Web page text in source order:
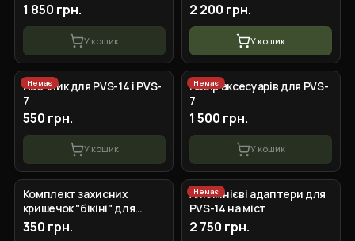
1 850 грн.
У кошик
2 200 грн.
У кошик
Немає
Наочник для PVS-14 і PVS-
7
550 грн.
У кошик
Немає
Набір аксесуарів для PVS-
7
1 500 грн.
У кошик
Комплект захисних
кришечок "бікіні" для
бінокуляра
350 грн.
Немає
Алюмінієві адаптери для
PVS-14 на міст
2 750 грн.